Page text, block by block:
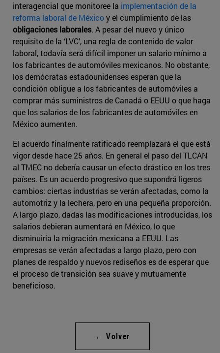
interagencial que monitoree la implementación de la ​
reforma laboral de Méxicoy el cumplimiento de las
obligaciones laborales. A pesar del nuevo y único
requisito de la ‘LVC’, una regla de contenido de valor
laboral, todavía será difícil imponer un salario mínimo a
los fabricantes de automóviles mexicanos. No obstante,
los demócratas estadounidenses esperan que la
condición obligue a los fabricantes de automóviles a
comprar más suministros de Canadá o EEUU o que haga
que los salarios de los fabricantes de automóviles en
México aumenten.
El acuerdo finalmente ratificado reemplazará el que está
vigor desde hace 25 años. En general el paso del TLCAN
al TMEC no debería causar un efecto drástico en los tres
países. Es un acuerdo progresivo que supondrá ligeros
cambios: ciertas industrias se verán afectadas, como la
automotriz y la lechera, pero en una pequeña proporción.
A largo plazo, dadas las modificaciones introducidas, los
salarios debieran aumentará en México, lo que
disminuiría la migración mexicana a EEUU. Las
empresas se verán afectadas a largo plazo, pero con
planes de respaldo y nuevos rediseños es de esperar que
el proceso de transición sea suave y mutuamente
beneficioso.
← Volver